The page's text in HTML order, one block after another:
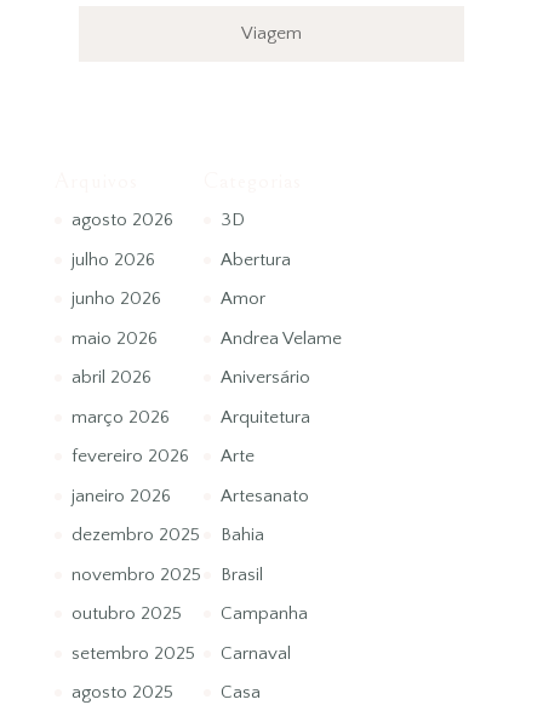
Viagem
agosto 2026
julho 2026
junho 2026
maio 2026
abril 2026
março 2026
fevereiro 2026
janeiro 2026
dezembro 2025
novembro 2025
outubro 2025
setembro 2025
agosto 2025
3D
Abertura
Amor
Andrea Velame
Aniversário
Arquitetura
Arte
Artesanato
Bahia
Brasil
Campanha
Carnaval
Casa